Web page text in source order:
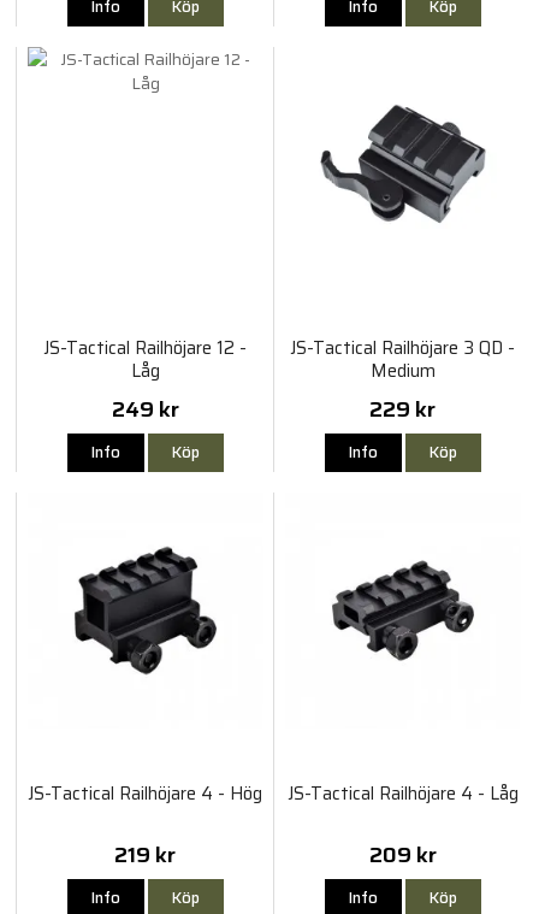
Info Köp Info Köp
JS-Tactical Railhöjare 12 -
Låg
249 kr
Info Köp
JS-Tactical Railhöjare 3 QD -
Medium
229 kr
Info Köp
JS-Tactical Railhöjare 4 - Hög
219 kr
Info Köp
JS-Tactical Railhöjare 4 - Låg
209 kr
Info Köp